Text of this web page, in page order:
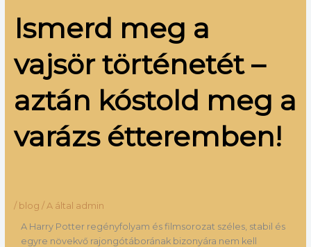
Ismerd meg a
vajsör történetét –
aztán kóstold meg a
varázs étteremben!
/ blog / A által admin
A Harry Potter regényfolyam és filmsorozat széles, stabil és
egyre növekvő rajongótáborának bizonyára nem kell